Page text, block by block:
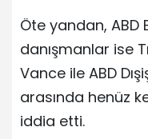
Öte yandan, ABD
danışmanlar ise
Vance ile ABD
arasında henüz
iddia etti.